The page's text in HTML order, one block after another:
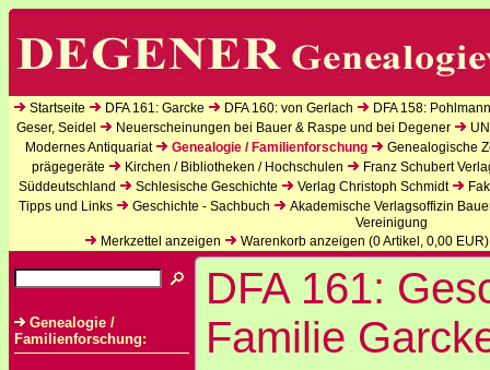
Startseite DFA 161: Garcke DFA 160: von Gerlach
DFA 158:
Geser, Seidel
Neuerscheinungen bei Bauer & Raspe und bei Degener
Modernes Antiquariat
Genealogie / Familienforschung
Genealogische
prägegeräte
Kirchen / Bibliotheken / Hochschulen
Franz Schubert
Süddeutschland
Schlesische Geschichte Verlag Christoph Schmidt
Tipps und Links
Geschichte - Sachbuch
Akademische Verlagsoffizin
Vereinigung
Merkzettel anzeigen
Warenkorb anzeigen (0Artikel, 0,00 EUR)
Genealogie /
Familienforschung:
DFA 161:
Familie